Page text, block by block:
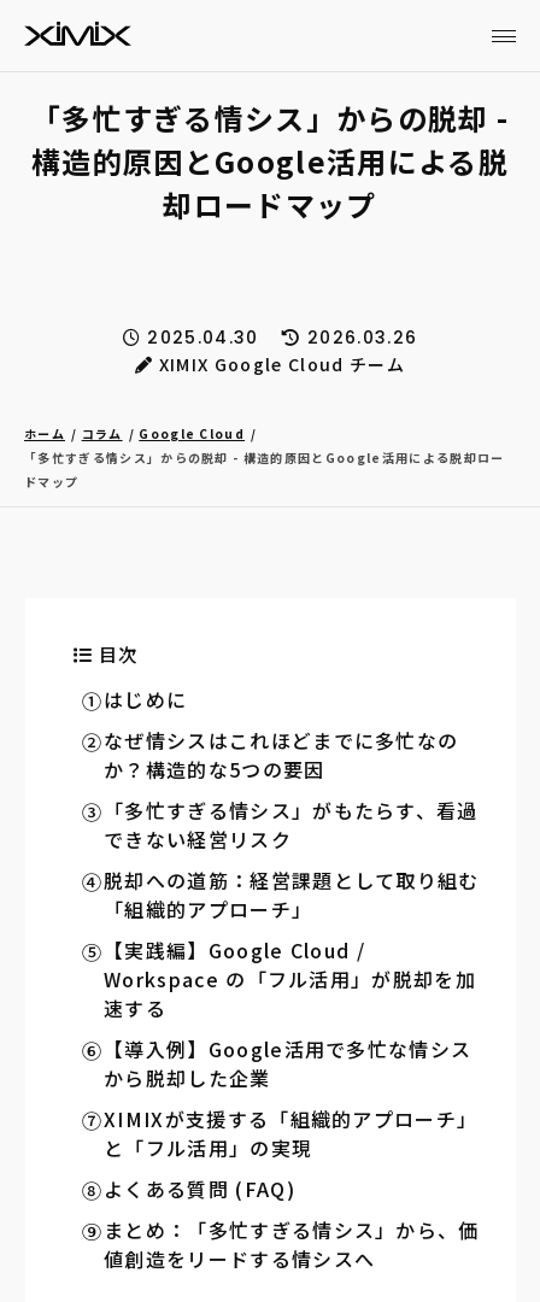
「多忙すぎる情シス」からの脱却 -
構造的原因とGoogle活用による脱
却ロードマップ
2025.04.30
2026.03.26
XIMIX Google Cloud チーム
ホーム コラム
Google Cloud
「多忙すぎる情シス」からの脱却 - 構造的原因とGoogle活用による脱却ロー
ドマップ
目次
はじめに
なぜ情シスはこれほどまでに多忙なの
か？構造的な5つの要因
「多忙すぎる情シス」がもたらす、看過
できない経営リスク
脱却への道筋：経営課題として取り組む
「組織的アプローチ」
【実践編】Google Cloud /
Workspace の「フル活用」が脱却を加
速する
【導入例】Google活用で多忙な情シス
から脱却した企業
XIMIXが支援する「組織的アプローチ」
と「フル活用」の実現
よくある質問 (FAQ)
まとめ：「多忙すぎる情シス」から、価
値創造をリードする情シスへ